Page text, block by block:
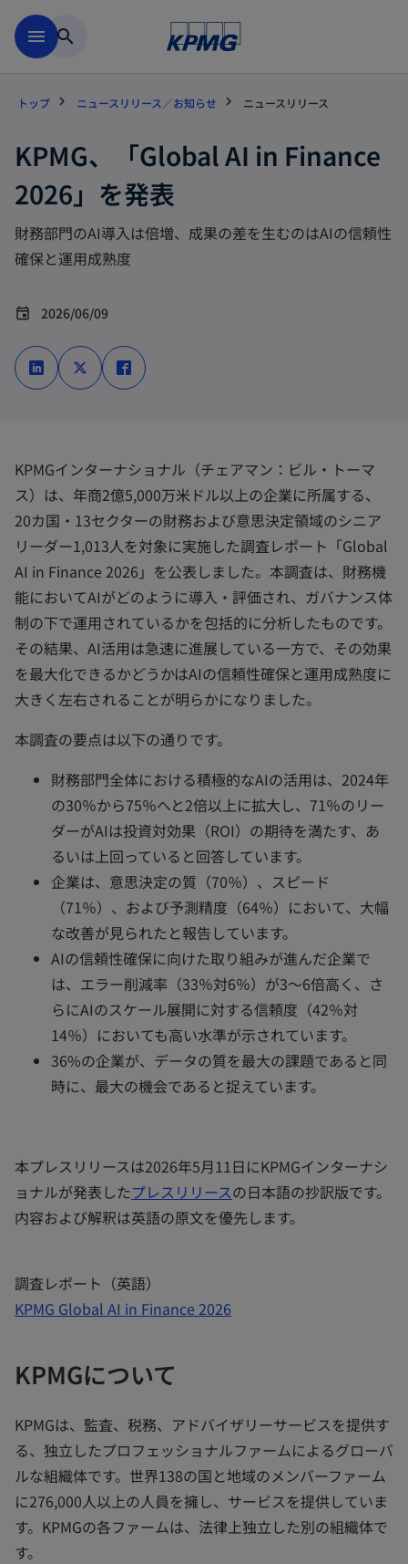
menu search
トップ ニュースリリース／お知らせ ニュースリリース
KPMG、「Global AI in Finance
2026」を発表
財務部門のAI導入は倍増、成果の差を生むのはAIの信頼性
確保と運用成熟度
event 2026/06/09
新
し
い
タ
新
し
い
タ
し
い
KPMGインターナショナル（チェアマン：ビル・トーマ
ス）は、年商2億5,000万米ドル以上の企業に所属する、
20カ国・13セクターの財務および意思決定領域のシニア
リーダー1,013人を対象に実施した調査レポート「Global
AI in Finance 2026」を公表しました。本調査は、財務機
能においてAIがどのように導入・評価され、ガバナンス体
制の下で運用されているかを包括的に分析したものです。
その結果、AI活用は急速に進展している一方で、その効果
を最大化できるかどうかはAIの信頼性確保と運用成熟度に
大きく左右されることが明らかになりました。
本調査の要点は以下の通りです。
財務部門全体における積極的なAIの活用は、2024年
の30％から75％へと2倍以上に拡大し、71％のリー
ダーがAIは投資対効果（ROI）の期待を満たす、あ
るいは上回っていると回答しています。
企業は、意思決定の質（70％）、スピード
（71％）、および予測精度（64％）において、大幅
な改善が見られたと報告しています。
AIの信頼性確保に向けた取り組みが進んだ企業で
は、エラー削減率（33％対6％）が3～6倍高く、さ
らにAIのスケール展開に対する信頼度（42％対
14％）においても高い水準が示されています。
36%の企業が、データの質を最大の課題であると同
時に、最大の機会であると捉えています。
本プレスリリースは2026年5月11日にKPMGインターナシ
ョナルが発表したプレスリリースの日本語の抄訳版です。
内容および解釈は英語の原文を優先します。
調査レポート（英語）
KPMG Global AI in Finance 2026
KPMGについて
KPMGは、監査、税務、アドバイザリーサービスを提供す
る、独立したプロフェッショナルファームによるグローバ
ルな組織体です。世界138の国と地域のメンバーファーム
に276,000人以上の人員を擁し、サービスを提供していま
す。KPMGの各ファームは、法律上独立した別の組織体で
す。